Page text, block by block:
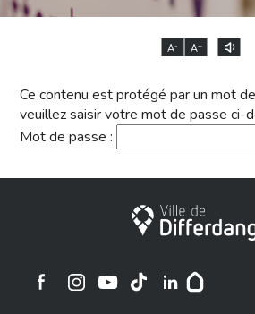
A- A+
Ce contenu est protégé par un mot
veuillez saisir votre mot de passe ci-
Mot de passe :
Ville de Differdange
Ville de Differdange sur Instagram